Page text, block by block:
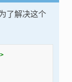
了解决这个
>